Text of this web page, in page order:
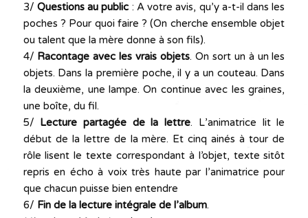
3/ Questions au public : A votre avis, qu’y a-t-il dans les
poches ? Pour quoi faire ? (On cherche ensemble objet
ou talent que la mère donne à son fils).
4/ Racontage avec les vrais objets. On sort un à un les
objets. Dans la première poche, il y a un couteau. Dans
la deuxième, une lampe. On continue avec les graines,
une boîte, du fil.
5/ Lecture partagée de la lettre. L’animatrice lit le
début de la lettre de la mère. Et cinq ainés à tour de
rôle lisent le texte correspondant à l’objet, texte sitôt
repris en écho à voix très haute par l’animatrice pour
que chacun puisse bien entendre
6/ Fin de la lecture intégrale de l’album.